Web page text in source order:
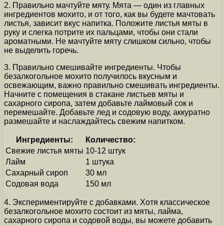
2. Правильно мачтуйте мяту. Мята — один из главных
ингредиентов мохито, и от того, как вы будете мачтовать
листья, зависит вкус напитка. Положите листья мяты в
руку и слегка потрите их пальцами, чтобы они стали
ароматными. Не мачтуйте мяту слишком сильно, чтобы
не выделить горечь.
3. Правильно смешивайте ингредиенты. Чтобы
безалкогольное мохито получилось вкусным и
освежающим, важно правильно смешивать ингредиенты.
Начните с помещения в стакане листьев мяты и
сахарного сиропа, затем добавьте лаймовый сок и
перемешайте. Добавьте лед и содовую воду, аккуратно
размешайте и наслаждайтесь свежим напитком.
Ингредиенты:
Количество:
Свежие листья мяты 10-12 штук
Лайм
1 штука
Сахарный сироп
30 мл
Содовая вода
150 мл
4. Экспериментируйте с добавками. Хотя классическое
безалкогольное мохито состоит из мяты, лайма,
сахарного сиропа и содовой воды, вы можете добавить